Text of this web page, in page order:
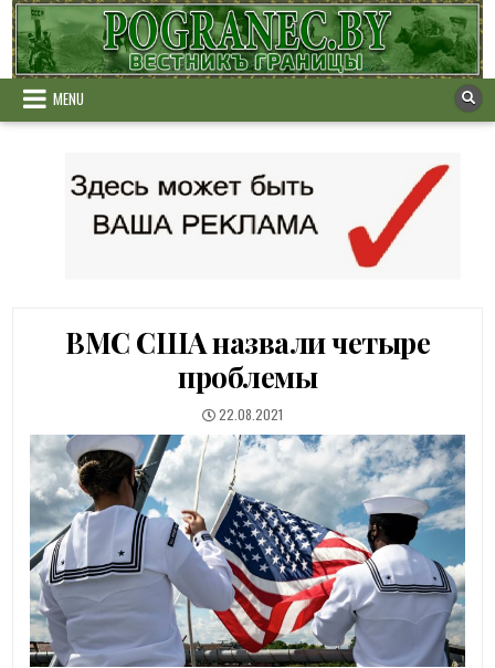
Skip
to
content
MENU
ВМС США назвали четыре
проблемы
PUBLISHED
DATE:
22.08.2021